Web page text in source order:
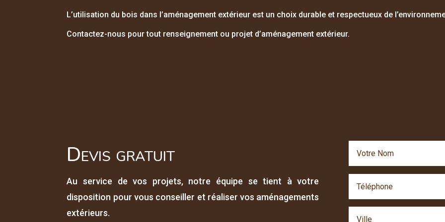
L’utilisation du bois dans l’aménagement extérieur est un choix durable et respectueux de
Contactez-nous pour tout renseignement ou projet d’aménagement extérieur.
Devis gratuit
Au service de vos projets, notre équipe se tient à votre
disposition pour vous conseiller et réaliser vos aménagements
extérieurs.